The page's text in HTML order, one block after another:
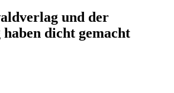
und der
dicht gemacht